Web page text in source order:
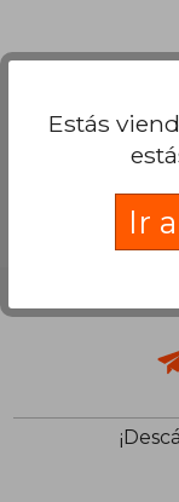
Estás
Ir